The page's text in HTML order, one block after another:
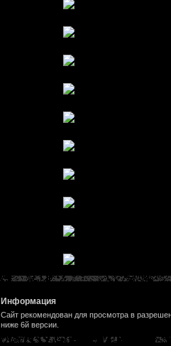
Информация
Сайт рекомендован для просмотра в
ниже 6й версии.